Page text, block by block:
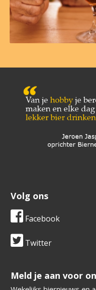
Volg ons
Facebook
Twitter
​​​​​​​Meld je aan voor